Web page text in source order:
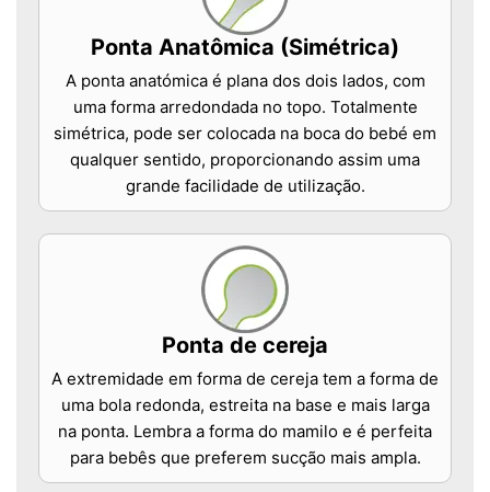
Ponta Anatômica (Simétrica)
A ponta anatómica é plana dos dois lados, com
uma forma arredondada no topo. Totalmente
simétrica, pode ser colocada na boca do bebé em
qualquer sentido, proporcionando assim uma
grande facilidade de utilização.
Ponta de cereja
A extremidade em forma de cereja tem a forma de
uma bola redonda, estreita na base e mais larga
na ponta. Lembra a forma do mamilo e é perfeita
para bebês que preferem sucção mais ampla.